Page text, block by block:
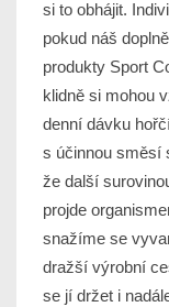
si to obhájit.
pokud náš
produkty Sport
klidně si mohou
denní dávku
s účinnou směsí
že další
projde
snažíme se
dražší výrobní
se jí držet i